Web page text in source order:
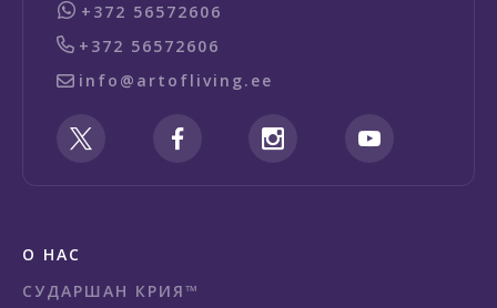
+372 56572606
+372 56572606
info@artofliving.ee
О НАС
СУДАРШАН КРИЯ™